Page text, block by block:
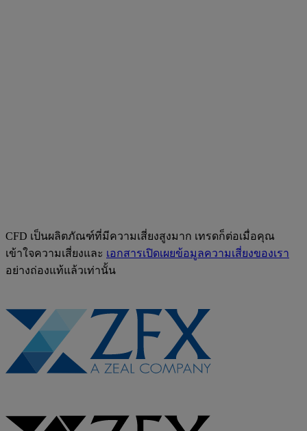
CFD เป็นผลิตภัณฑ์ที่มีความเสี่ยงสูงมาก เทรดก็ต่อเมื่อคุณ
เข้าใจความเสี่ยงและ เอกสารเปิดเผยข้อมูลความเสี่ยงของเรา
อย่างถ่องแท้แล้วเท่านั้น